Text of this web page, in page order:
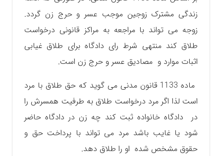
زندگی مشترک زوجین موجب عسر و حرج زن گردد.
زوجه می تواند با مراجعه به مراکز قانونی درخواست
طلاق کند منتهی شرط رای دادگاه برای طلاق غیابی
اثبات موارد و مصادیق عسر و حرج زن است.
ماده 1133 قانون مدنی می گوید که حق طلاق با مرد
است لذا اگر مرد درخواست طلاق به طرفیت همسرش را
در دادگاه خانواده ثبت کند چه زن در دادگاه حاضر
شود یا غایب باشد مرد می تواند با پرداخت حق و
حقوق مشخص شده او را طلاق دهد.‌